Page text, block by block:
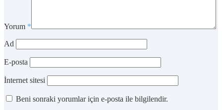
Yorum *
Ad
E-posta
İnternet sitesi
Beni sonraki yorumlar için e-posta ile bilgilendir.